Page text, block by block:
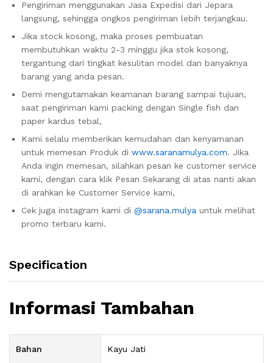
Pengiriman menggunakan Jasa Expedisi dari Jepara
langsung, sehingga ongkos pengiriman lebih terjangkau.
Jika stock kosong, maka proses pembuatan
membutuhkan waktu 2-3 minggu jika stok kosong,
tergantung dari tingkat kesulitan model dan banyaknya
barang yang anda pesan.
Demi mengutamakan keamanan barang sampai tujuan,
saat pengiriman kami packing dengan Single fish dan
paper kardus tebal,
Kami selalu memberikan kemudahan dan kenyamanan
untuk memesan Produk di www.saranamulya.com. Jika
Anda ingin memesan, silahkan pesan ke customer service
kami, dengan cara klik Pesan Sekarang di atas nanti akan
di arahkan ke Customer Service kami,
Cek juga instagram kami di @sarana.mulya untuk melihat
promo terbaru kami.
Specification
Informasi Tambahan
Bahan Kayu Jati